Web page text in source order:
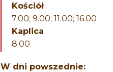
Kościół
7.00; 9.00; 11.00; 16.00
Kaplica
8.00
W dni powszednie: